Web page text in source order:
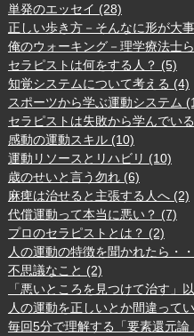
単発のエッセイ (28)
正しい歩き方－そんなに形が大
俺のウォーキング－理学療法士
セラピストは何をする人？ (5)
知覚システムについて考える (4)
スポーツから学ぶ運動システム
セラピストは失敗から学んでい
感動の運動スキル (10)
運動リソースとリハビリ (10)
歳のせいと言う勿れ (6)
麻痺は治せると主張する人へ (2)
代償運動って本当に悪い？ (7)
プロのセラピストとは？ (2)
人の運動の特徴を聞かれたら・
不思議なこと (2)
「悪いところを見つけて治す」
人の運動を正しいとか間違って
毎回5分で理解する「要素還元